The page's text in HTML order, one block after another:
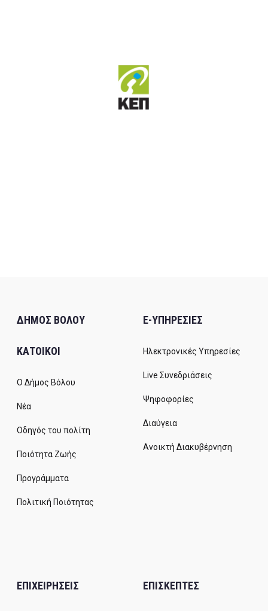
ΔΗΜΟΣ ΒΟΛΟΥ
ΚΑΤΟΙΚΟΙ
Ο Δήμος Βόλου
Νέα
Οδηγός του πολίτη
Ποιότητα Ζωής
Προγράμματα
Πολιτική Ποιότητας
E-ΥΠΗΡΕΣΙΕΣ
Ηλεκτρονικές Υπηρεσίες
Live Συνεδριάσεις
Ψηφοφορίες
Διαύγεια
Ανοικτή Διακυβέρνηση
ΕΠΙΧΕΙΡΗΣΕΙΣ ΕΠΙΣΚΕΠΤΕΣ